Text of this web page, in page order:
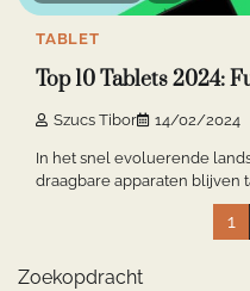
TABLET
Top 10 Tablets 2024:
Szucs Tibor 14/02/2024
In het snel evoluerende
draagbare apparaten blijven
paginering
1
Zoekopdracht